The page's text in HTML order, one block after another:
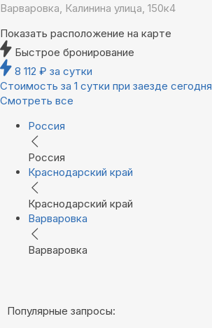
Варваровка, Калинина улица, 150к4
Показать расположение на карте
Быстрое бронирование
8 112 ₽ за сутки
Стоимость за 1 сутки при заезде сегодня
Смотреть все
Россия
Россия
Краснодарский край
Краснодарский край
Варваровка
Варваровка
Популярные запросы: